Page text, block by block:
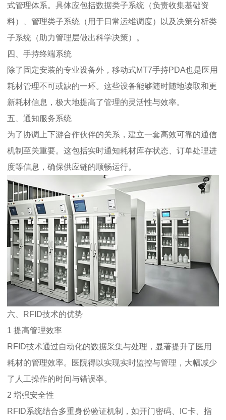
式管理体系。具体应包括数据类子系统（负责收集基础资
料）、管理类子系统（用于日常运维调度）以及决策分析类
子系统（助力管理层做出科学决策）。
四、手持终端系统
除了固定安装的专业设备外，移动式MT7手持PDA也是医用
耗材管理不可或缺的一环。这些设备能够随时随地读取和更
新耗材信息，极大地提高了管理的灵活性与效率。
五、通知服务系统
为了协调上下游合作伙伴的关系，建立一套高效可靠的通信
机制至关重要。这包括实时通知耗材库存状态、订单处理进
度等信息，确保供应链的顺畅运行。
六、RFID技术的优势
1 提高管理效率
RFID技术通过自动化的数据采集与处理，显著提升了医用
耗材的管理效率。医院得以实现实时监控与管理，大幅减少
了人工操作的时间与错误率。
2 增强安全性
RFID系统结合多重身份验证机制，如开门密码、IC卡、指